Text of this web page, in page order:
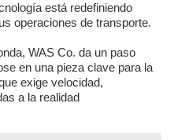
está redefiniendo
operaciones de transporte.
WAS Co. da un paso
en una pieza clave para la
exige velocidad,
a la realidad